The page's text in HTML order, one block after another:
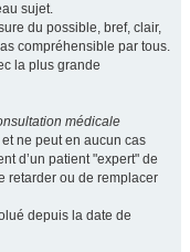
sujet.
du possible, bref, clair,
compréhensible par tous.
la plus grande
médicale
ne peut en aucun cas
d’un patient "expert" de
retarder ou de remplacer
depuis la date de